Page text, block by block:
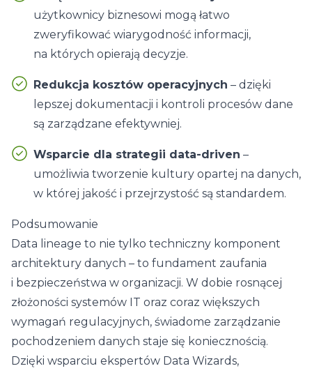
użytkownicy biznesowi mogą łatwo
zweryfikować wiarygodność informacji,
na których opierają decyzje.
Redukcja kosztów operacyjnych – dzięki
lepszej dokumentacji i kontroli procesów dane
są zarządzane efektywniej.
Wsparcie dla strategii data-driven –
umożliwia tworzenie kultury opartej na danych,
w której jakość i przejrzystość są standardem.
Podsumowanie
Data lineage to nie tylko techniczny komponent
architektury danych – to fundament zaufania
i bezpieczeństwa w organizacji. W dobie rosnącej
złożoności systemów IT oraz coraz większych
wymagań regulacyjnych, świadome zarządzanie
pochodzeniem danych staje się koniecznością.
Dzięki wsparciu ekspertów Data Wizards,